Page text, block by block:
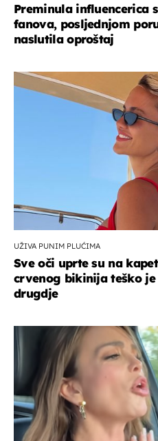
Preminula influencerica
fanova, posljednjom
naslutila oproštaj
UŽIVA PUNIM PLUĆIMA
Sve oči uprte su na
crvenog bikinija teško
drugdje